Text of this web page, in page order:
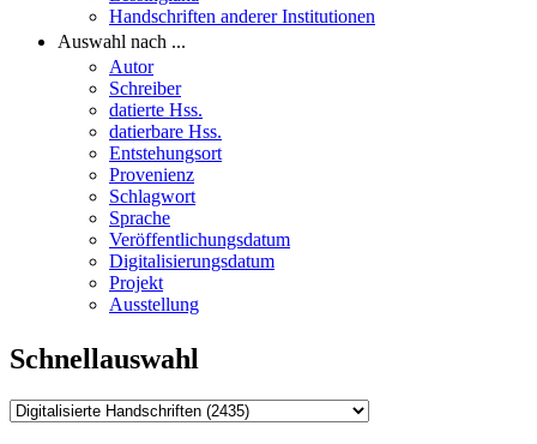
Handschriften anderer Institutionen
Auswahl nach ...
Autor
Schreiber
datierte Hss.
datierbare Hss.
Entstehungsort
Provenienz
Schlagwort
Sprache
Veröffentlichungsdatum
Digitalisierungsdatum
Projekt
Ausstellung
Schnellauswahl